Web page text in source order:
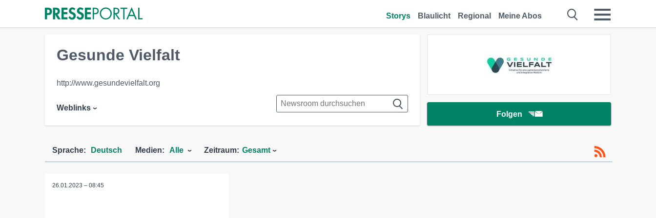
Storys Blaulicht Regional Meine Abos
Folgen
Gesunde Vielfalt
http://www.gesundevielfalt.org
Weblinks
Sprache: Deutsch Medien: Alle Zeitraum: Gesamt
26.01.2023 – 08:45